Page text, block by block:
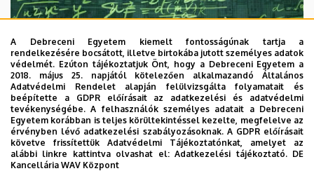
2026. augusztus 7.
Univerzum: A Debreceni Egyetem
titkos receptjei
KUTATÁS TUDOMÁNY
A Debreceni Egyetem kiemelt fontosságúnak tartja a
rendelkezésére bocsátott, illetve birtokába jutott személyes adatok
védelmét. Ezúton tájékoztatjuk Önt, hogy a Debreceni Egyetem a
2018. május 25. napjától kötelezően alkalmazandó Általános
Adatvédelmi Rendelet alapján felülvizsgálta folyamatait és
beépítette a GDPR előírásait az adatkezelési és adatvédelmi
tevékenységébe. A felhasználók személyes adatait a Debreceni
Egyetem korábban is teljes körültekintéssel kezelte, megfelelve az
érvényben lévő adatkezelési szabályozásoknak. A GDPR előírásait
követve frissítettük Adatvédelmi Tájékoztatónkat, amelyet az
alábbi linkre kattintva olvashat el:Adatkezelési tájékoztató. DE
Kancellária WAV Központ